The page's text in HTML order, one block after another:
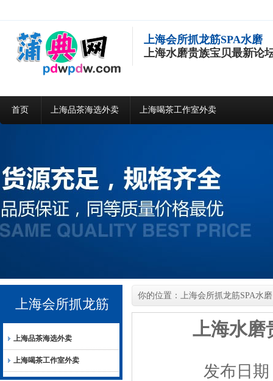
上海会所抓龙筋SPA水磨
上海水磨贵族宝贝最新论
首页 上海品茶海选外卖 上海喝茶工作室外卖
上海会所抓龙筋
SPA水磨
上海品茶海选外卖
上海喝茶工作室外卖
你的位置： 上海会所抓龙筋SPA水磨
上海水磨
发布日